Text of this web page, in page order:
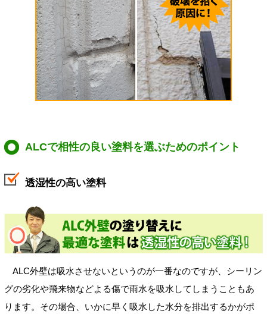
ALCで相性の良い塗料を選ぶためのポイント
透湿性の高い塗料
ALC外壁は吸水させないというのが一番なのですが、シーリン
グの劣化や飛来物などよる傷で雨水を吸水してしまうこともあ
ります。その場合、いかに早く吸水した水分を排出するかがポ